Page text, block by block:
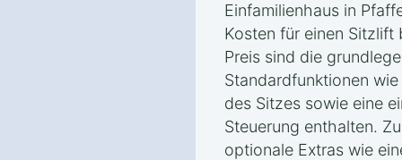
Einfamilienhaus in
Kosten für einen
Preis sind die
Standardfunktionen
des Sitzes sowie eine
Steuerung enthalten.
optionale Extras wie